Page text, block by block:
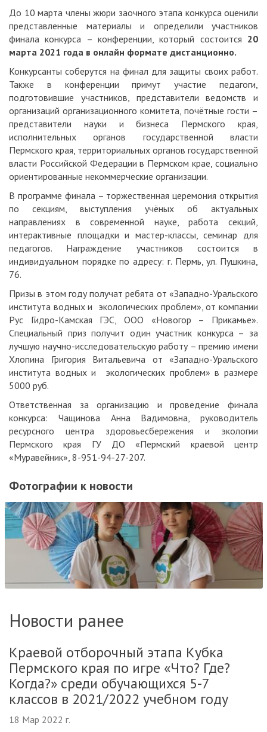
До 10 марта члены жюри заочного этапа конкурса оценили
представленные материалы и определили участников
финала конкурса – конференции, который состоится 20
марта 2021 года в онлайн формате дистанционно.
Конкурсанты соберутся на финал для защиты своих работ.
Также в конференции примут участие педагоги,
подготовившие участников, представители ведомств и
организаций организационного комитета, почётные гости –
представители науки и бизнеса Пермского края,
исполнительных органов государственной власти
Пермского края, территориальных органов государственной
власти Российской Федерации в Пермском крае, социально
ориентированные некоммерческие организации.
В программе финала – торжественная церемония открытия
по секциям, выступления учёных об актуальных
направлениях в современной науке, работа секций,
интерактивные площадки и мастер-классы, семинар для
педагогов. Награждение участников состоится в
индивидуальном порядке по адресу: г. Пермь, ул. Пушкина,
76.
Призы в этом году получат ребята от «Западно-Уральского
института водных и экологических проблем», от компании
Рус Гидро-Камская ГЭС, ООО «Новогор – Прикамье».
Специальный приз получит один участник конкурса – за
лучшую научно-исследовательскую работу – премию имени
Хлопина Григория Витальевича от «Западно-Уральского
института водных и экологических проблем» в размере
5000 руб.
Ответственная за организацию и проведение финала
конкурса: Чащинова Анна Вадимовна, руководитель
ресурсного центра здоровьесбережения и экологии
Пермского края ГУ ДО «Пермский краевой центр
«Муравейник», 8-951-94-27-207.
Фотографии к новости
Новости ранее
Краевой отборочный этапа Кубка
Пермского края по игре «Что? Где?
Когда?» среди обучающихся 5-7
классов в 2021/2022 учебном году
18 Мар 2022 г.